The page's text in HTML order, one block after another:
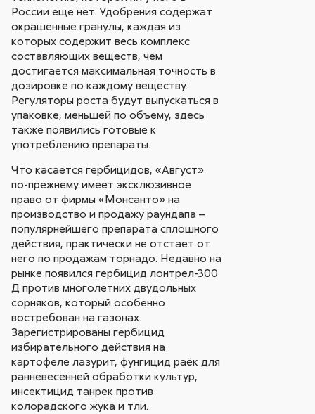
России еще нет. Удобрения содержат
окрашенные гранулы, каждая из
которых содержит весь комплекс
составляющих веществ, чем
достигается максимальная точность в
дозировке по каждому веществу.
Регуляторы роста будут выпускаться в
упаковке, меньшей по объему, здесь
также появились готовые к
употреблению препараты.
Что касается гербицидов, «Август»
по-прежнему имеет эксклюзивное
право от фирмы «Монсанто» на
производство и продажу раундапа –
популярнейшего препарата сплошного
действия, практически не отстает от
него по продажам торнадо. Недавно на
рынке появился гербицид лонтрел-300
Д против многолетних двудольных
сорняков, который особенно
востребован на газонах.
Зарегистрированы гербицид
избирательного действия на
картофеле лазурит, фунгицид раёк для
ранневесенней обработки культур,
инсектицид танрек против
колорадского жука и тли.